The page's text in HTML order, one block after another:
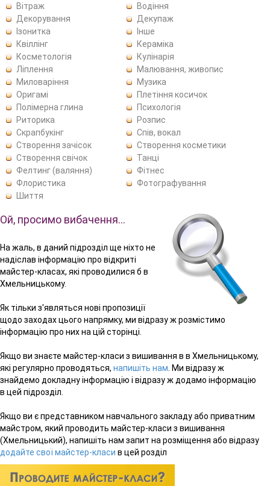
Вітраж
Водіння
Декорування
Декупаж
Ізонитка
Інше
Квіллінг
Кераміка
Косметологія
Кулінарія
Ліплення
Малювання, живопис
Миловаріння
Музика
Оригамі
Плетіння косичок
Полімерна глина
Психологія
Риторика
Розпис
Скрапбукінг
Спів, вокал
Створення зачісок
Створення косметики
Створення свічок
Танці
Фелтинг (валяння)
Фітнес
Флористика
Фотографування
Шиття
Ой, просимо вибачення…
На жаль, в даний підрозділ ще ніхто не
надіслав інформацію про відкриті
майстер-класах, які проводилися б в
Хмельницькому.
Як тільки з'являться нові пропозиції
щодо заходах цього напрямку, ми відразу ж розмістимо
інформацію про них на цій сторінці.
Якщо ви знаєте майстер-класи з вишивання в в Хмельницькому,
які регулярно проводяться, напишіть нам . Ми відразу ж
знайдемо докладну інформацію і відразу ж додамо інформацію
в цей підрозділ.
Якщо ви є представником навчального закладу або приватним
майстром, який проводить майстер-класи з вишивання
(Хмельницький), напишіть нам запит на розміщення або відразу
додайте свої майстер-класи в цей розділ